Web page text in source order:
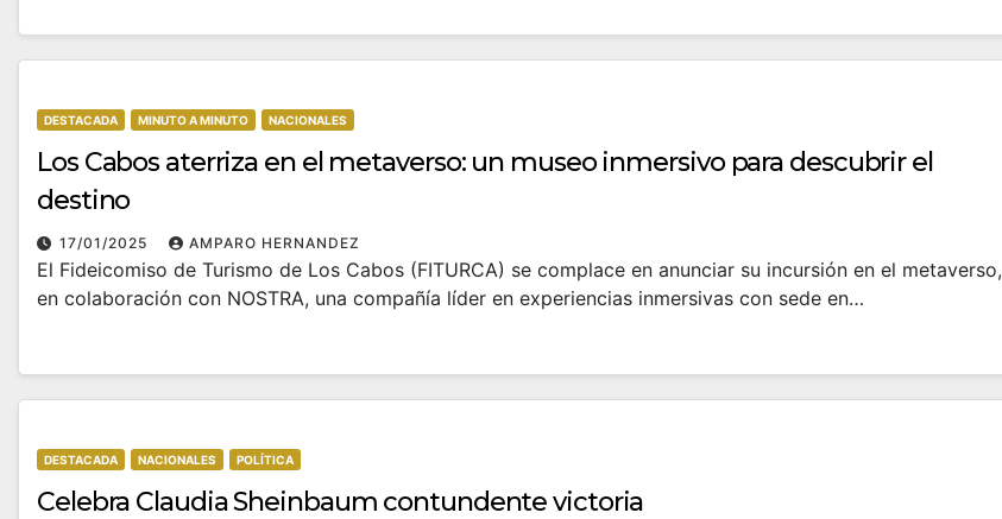
DESTACADA MINUTO A MINUTO NACIONALES
Los Cabos aterriza en el metaverso: un museo inmersivo para descubrir el
destino
17/01/2025 AMPARO HERNANDEZ
El Fideicomiso de Turismo de Los Cabos (FITURCA) se complace en anunciar su incursión en el metaverso,
en colaboración con NOSTRA, una compañía líder en experiencias inmersivas con sede en…
DESTACADA NACIONALES POLÍTICA
Celebra Claudia Sheinbaum contundente victoria